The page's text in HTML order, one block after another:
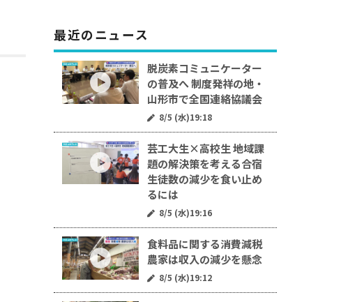
最近のニュース
脱炭素コミュニケーター
の普及へ 制度発祥の地・
山形市で全国連絡協議会
8/5 (水)19:18
芸工大生×高校生 地域課
題の解決策を考える合宿
生徒数の減少を食い止め
るには
8/5 (水)19:16
食料品に関する消費減税
農家は収入の減少を懸念
8/5 (水)19:12